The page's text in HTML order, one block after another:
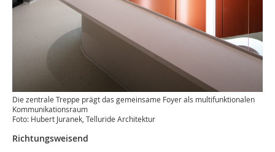
Die zentrale Treppe prägt das gemeinsame Foyer als multifunktionalen
Kommunikationsraum
Foto: Hubert Juranek, Telluride Architektur
Richtungsweisend